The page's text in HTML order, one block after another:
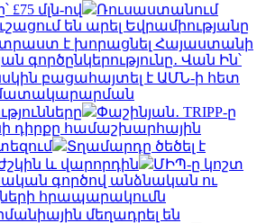
£75 մլն-ով
Ռուսաստանում
են արել Եվրամիությանը
է խորացնել Հայաստանի
գործընկերությունը․ Վան Ին՝
բացահայտել է ԱՄՆ-ի հետ
մատակարարման
Փաշինյան․ TRIPP-ը
դիրքը համաշխարհային
Տղամարդը ծեծել է
և վարորդին
ՄԻՊ-ը կոշտ
գործով անձնական ու
հրապարակումն
մեղադրել են